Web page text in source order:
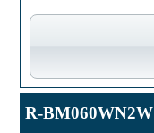
R-BM060WN2W